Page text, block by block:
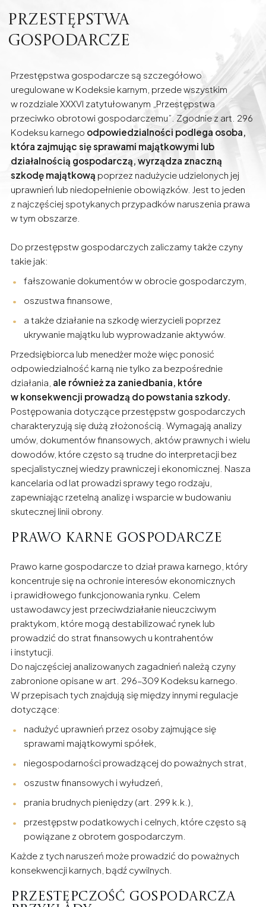
Przestępstwa
gospodarcze
Przestępstwa gospodarcze są szczegółowo
uregulowane w Kodeksie karnym, przede wszystkim
w rozdziale XXXVI zatytułowanym „Przestępstwa
przeciwko obrotowi gospodarczemu”. Zgodnie z art. 296
Kodeksu karnego odpowiedzialności podlega osoba,
która zajmując się sprawami majątkowymi lub
działalnością gospodarczą, wyrządza znaczną
szkodę majątkową poprzez nadużycie udzielonych jej
uprawnień lub niedopełnienie obowiązków. Jest to jeden
z najczęściej spotykanych przypadków naruszenia prawa
w tym obszarze.
Do przestępstw gospodarczych zaliczamy także czyny
takie jak:
fałszowanie dokumentów w obrocie gospodarczym,
oszustwa finansowe,
a także działanie na szkodę wierzycieli poprzez
ukrywanie majątku lub wyprowadzanie aktywów.
Przedsiębiorca lub menedżer może więc ponosić
odpowiedzialność karną nie tylko za bezpośrednie
działania, ale również za zaniedbania, które
w konsekwencji prowadzą do powstania szkody.
Postępowania dotyczące przestępstw gospodarczych
charakteryzują się dużą złożonością. Wymagają analizy
umów, dokumentów finansowych, aktów prawnych i wielu
dowodów, które często są trudne do interpretacji bez
specjalistycznej wiedzy prawniczej i ekonomicznej. Nasza
kancelaria od lat prowadzi sprawy tego rodzaju,
zapewniając rzetelną analizę i wsparcie w budowaniu
skutecznej linii obrony.
Prawo karne gospodarcze
Prawo karne gospodarcze to dział prawa karnego, który
koncentruje się na ochronie interesów ekonomicznych
i prawidłowego funkcjonowania rynku. Celem
ustawodawcy jest przeciwdziałanie nieuczciwym
praktykom, które mogą destabilizować rynek lub
prowadzić do strat finansowych u kontrahentów
i instytucji.
Do najczęściej analizowanych zagadnień należą czyny
zabronione opisane w art. 296–309 Kodeksu karnego.
W przepisach tych znajdują się między innymi regulacje
dotyczące:
nadużyć uprawnień przez osoby zajmujące się
sprawami majątkowymi spółek,
niegospodarności prowadzącej do poważnych strat,
oszustw finansowych i wyłudzeń,
prania brudnych pieniędzy (art. 299 k.k.),
przestępstw podatkowych i celnych, które często są
powiązane z obrotem gospodarczym.
Każde z tych naruszeń może prowadzić do poważnych
konsekwencji karnych, bądź cywilnych.
Przestępczość gospodarcza